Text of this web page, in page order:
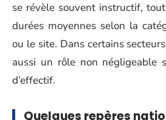
se révèle souvent instructif,
durées moyennes selon la
ou le site. Dans certains
aussi un rôle non négligeable
d’effectif.
Quelques repères